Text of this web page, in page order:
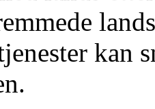
lands
kan